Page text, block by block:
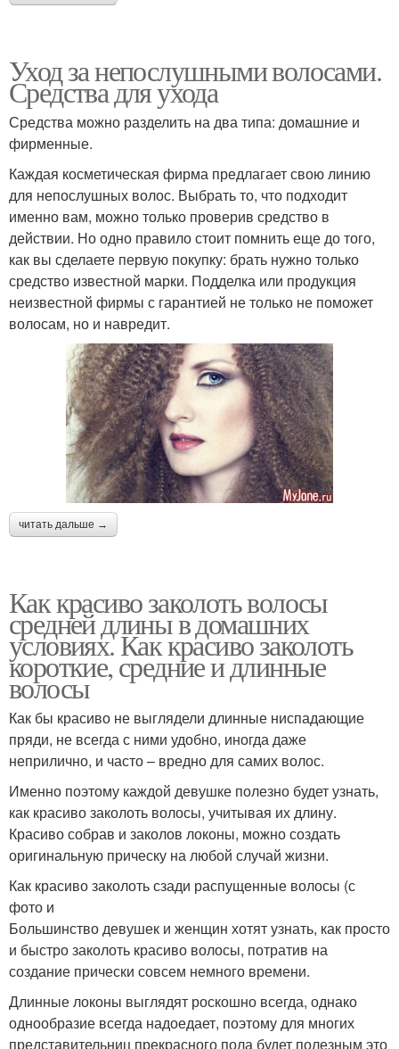
Уход за непослушными волосами.
Средства для ухода
Средства можно разделить на два типа: домашние и
фирменные.
Каждая косметическая фирма предлагает свою линию
для непослушных волос. Выбрать то, что подходит
именно вам, можно только проверив средство в
действии. Но одно правило стоит помнить еще до того,
как вы сделаете первую покупку: брать нужно только
средство известной марки. Подделка или продукция
неизвестной фирмы с гарантией не только не поможет
волосам, но и навредит.
читать дальше →
Как красиво заколоть волосы
средней длины в домашних
условиях. Как красиво заколоть
короткие, средние и длинные
волосы
Как бы красиво не выглядели длинные ниспадающие
пряди, не всегда с ними удобно, иногда даже
неприлично, и часто – вредно для самих волос.
Именно поэтому каждой девушке полезно будет узнать,
как красиво заколоть волосы, учитывая их длину.
Красиво собрав и заколов локоны, можно создать
оригинальную прическу на любой случай жизни.
Как красиво заколоть сзади распущенные волосы (с
фото и
Большинство девушек и женщин хотят узнать, как просто
и быстро заколоть красиво волосы, потратив на
создание прически совсем немного времени.
Длинные локоны выглядят роскошно всегда, однако
однообразие всегда надоедает, поэтому для многих
представительниц прекрасного пола будет полезным это